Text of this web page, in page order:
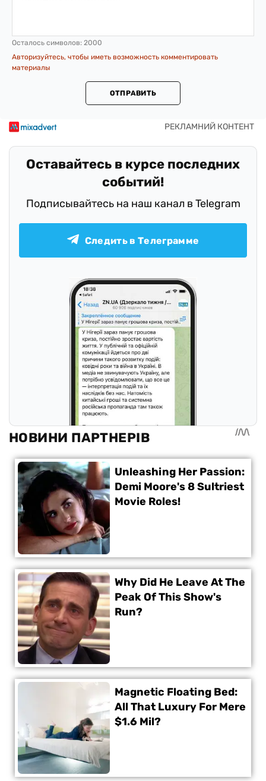
Осталось символов: 2000
Авторизуйтесь, чтобы иметь возможность комментировать
материалы
ОТПРАВИТЬ
Оставайтесь в курсе последних
событий!
Подписывайтесь на наш канал в Telegram
Следить в Телеграмме